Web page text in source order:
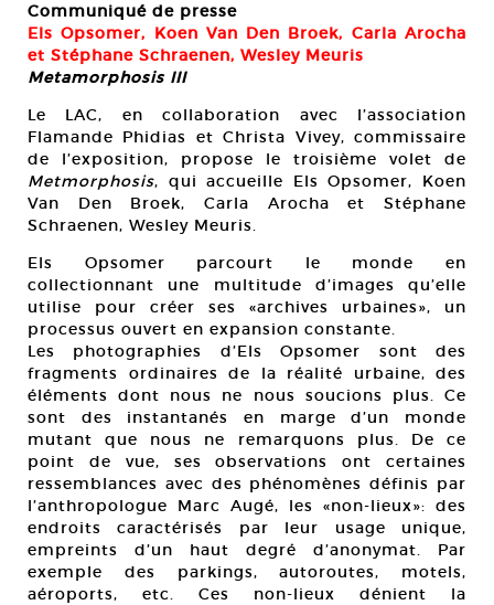
Communiqué de presse
Els Opsomer, Koen Van Den Broek, Carla Arocha
et Stéphane Schraenen, Wesley Meuris
Metamorphosis III
Le LAC, en collaboration avec l’association
Flamande Phidias et Christa Vivey, commissaire
de l’exposition, propose le troisième volet de
Metmorphosis, qui accueille Els Opsomer, Koen
Van Den Broek, Carla Arocha et Stéphane
Schraenen, Wesley Meuris.
Els Opsomer parcourt le monde en
collectionnant une multitude d’images qu’elle
utilise pour créer ses «archives urbaines», un
processus ouvert en expansion constante.
Les photographies d’Els Opsomer sont des
fragments ordinaires de la réalité urbaine, des
éléments dont nous ne nous soucions plus. Ce
sont des instantanés en marge d’un monde
mutant que nous ne remarquons plus. De ce
point de vue, ses observations ont certaines
ressemblances avec des phénomènes définis par
l’anthropologue Marc Augé, les «non-lieux»: des
endroits caractérisés par leur usage unique,
empreints d’un haut degré d’anonymat. Par
exemple des parkings, autoroutes, motels,
aéroports, etc. Ces non-lieux dénient la